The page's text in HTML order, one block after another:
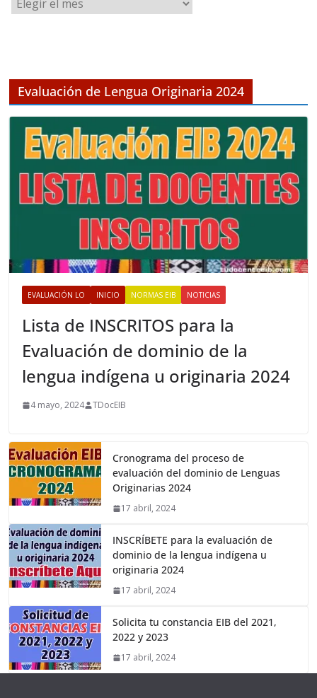
r
o
Evaluación de Lengua Originaria 2024
EVALUACIÓN LO INICIO NORMAS EIB NOTICIAS
Lista de INSCRITOS para la
Evaluación de dominio de la
lengua indígena u originaria 2024
4 mayo, 2024 TDocEIB
Cronograma del proceso de
evaluación del dominio de Lenguas
Originarias 2024
17 abril, 2024
INSCRÍBETE para la evaluación de
dominio de la lengua indígena u
originaria 2024
17 abril, 2024
Solicita tu constancia EIB del 2021,
2022 y 2023
17 abril, 2024